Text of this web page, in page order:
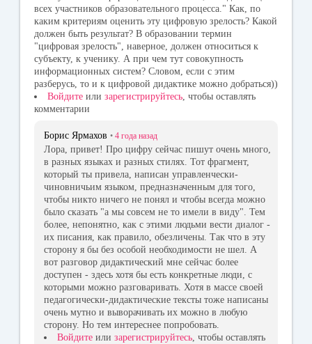
всех участников образовательного процесса." Как, по
каким критериям оценить эту цифровую зрелость? Какой
должен быть результат? В образовании термин
"цифровая зрелость", наверное, должен относиться к
субъекту, к ученику. А при чем тут совокупность
информационных систем? Словом, если с этим
разберусь, то и к цифровой дидактике можно добраться))
Войдите или зарегистрируйтесь , чтобы оставлять
комментарии
Борис Ярмахов • 4 года назад
Лора, привет! Про цифру сейчас пишут очень много,
в разных языках и разных стилях. Тот фрагмент,
который ты привела, написан управленчески-
чиновничьим языком, предназначенным для того,
чтобы никто ничего не понял и чтобы всегда можно
было сказать "а мы совсем не то имели в виду". Тем
более, непонятно, как с этими людьми вести диалог -
их писания, как правило, обезличены. Так что в эту
сторону я бы без особой необходимости не шел. А
вот разговор дидактический мне сейчас более
доступен - здесь хотя бы есть конкретные люди, с
которыми можно разговаривать. Хотя в массе своей
педагогически-дидактические тексты тоже написаны
очень мутно и выворачивать их можно в любую
сторону. Но тем интереснее попробовать.
Войдите или зарегистрируйтесь, чтобы оставлять